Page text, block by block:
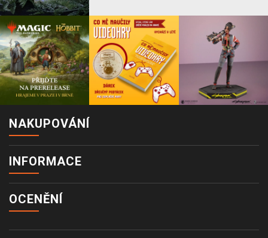
NAKUPOVÁNÍ
INFORMACE
OCENĚNÍ